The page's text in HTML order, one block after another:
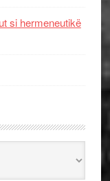
si hermeneutikë